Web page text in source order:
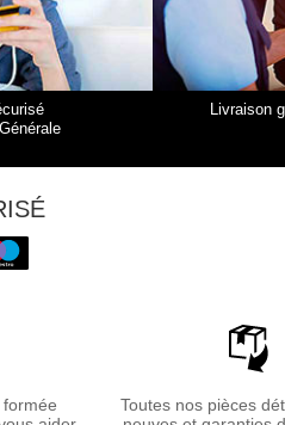
Livraison
Toutes nos pièces